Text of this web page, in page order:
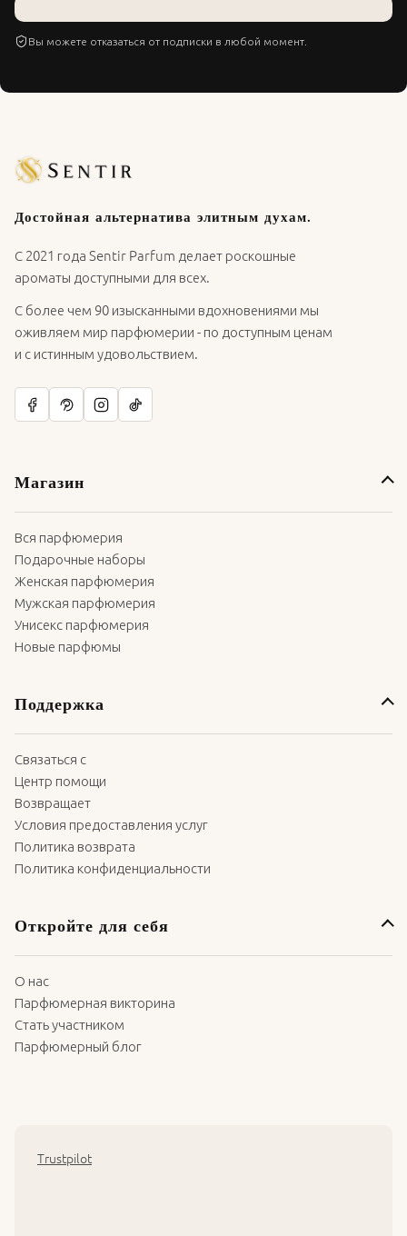
Вы можете отказаться от подписки в любой момент.
Достойная альтернатива элитным духам.
С 2021 года Sentir Parfum делает роскошные
ароматы доступными для всех.
С более чем 90 изысканными вдохновениями мы
оживляем мир парфюмерии - по доступным ценам
и с истинным удовольствием.
Магазин
Вся парфюмерия
Подарочные наборы
Женская парфюмерия
Мужская парфюмерия
Унисекс парфюмерия
Новые парфюмы
Поддержка
Связаться с
Центр помощи
Возвращает
Условия предоставления услуг
Политика возврата
Политика конфиденциальности
Откройте для себя
О нас
Парфюмерная викторина
Стать участником
Парфюмерный блог
Trustpilot